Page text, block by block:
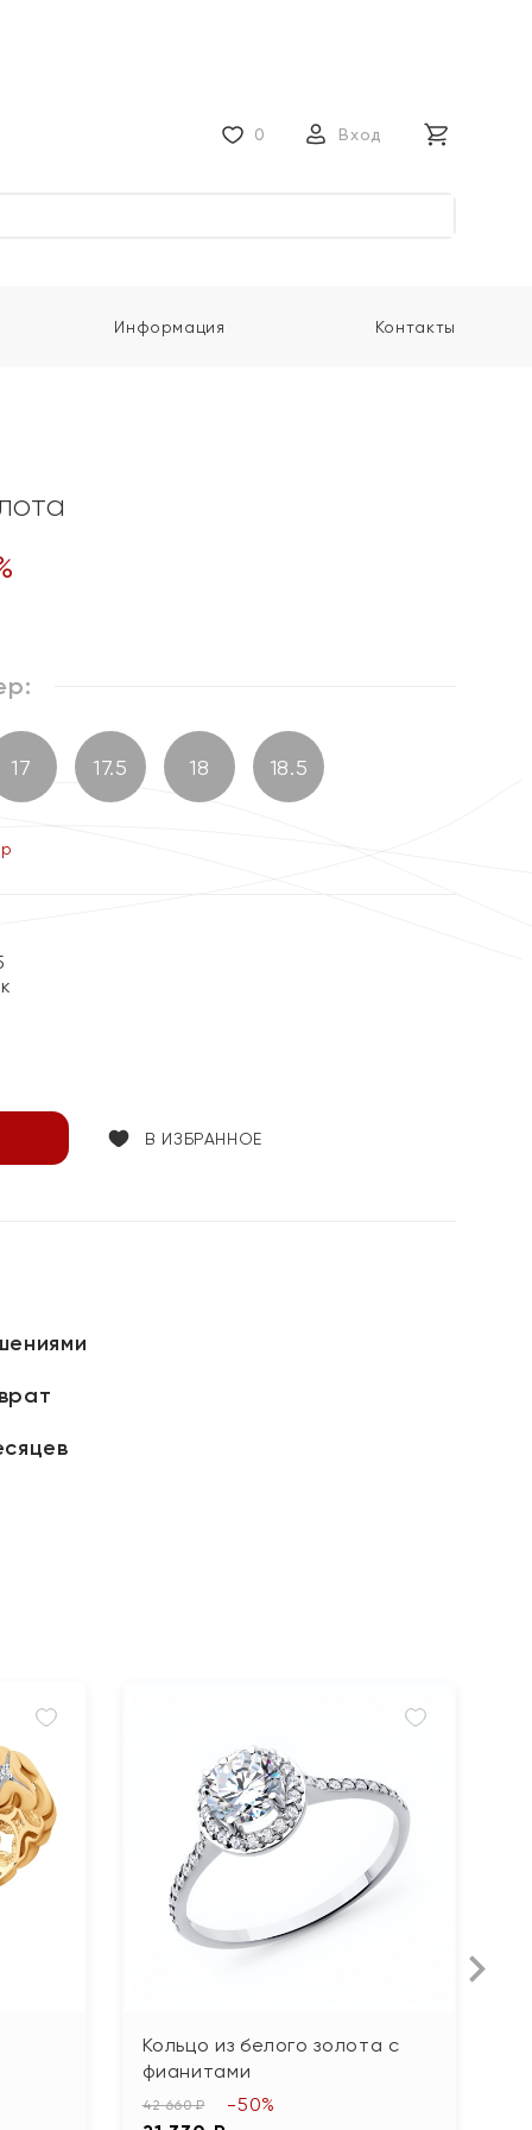
0 Вход
Информация Контакты
17 17.5 18 18.5
В ИЗБРАННОЕ
Кольцо из белого золота с
фианитами
42 660 ₽ -50%